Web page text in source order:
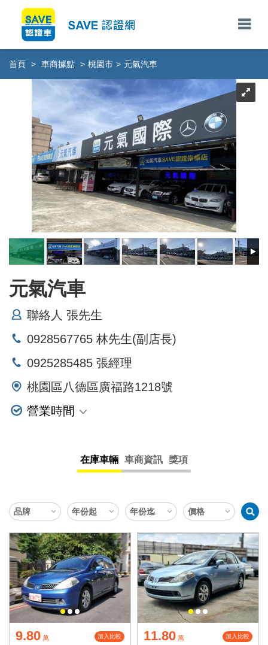
首頁 > 車商據點 > 桃園市 > 元氣汽車
元氣汽車
聯絡人 張先生
0928567765 林先生(副店長)
0925285485 張經理
桃園區八德區廣福路1218號
營業時間
星期二 10:00~20:00
星期四 10:00~20:00
星期五 10:00~20:00
星期六 10:00~20:00
星期日 休息
國定假日營業時間請洽店家確認
在庫車輛 車商資訊 獎項
9.80 萬 加入比較 11.80 萬 加入比較